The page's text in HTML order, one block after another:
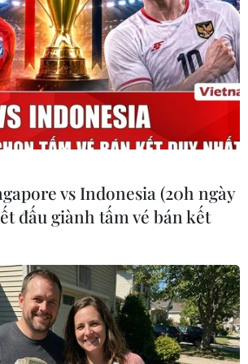
vs Indonesia (20h ngày
đấu giành tấm vé bán kết